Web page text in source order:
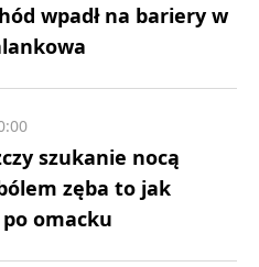
wpadł na bariery w
szukanie nocą
zęba to jak
omacku